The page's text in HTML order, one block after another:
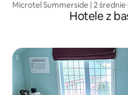
Microtel Summerside | 2 średnie
Hotele z